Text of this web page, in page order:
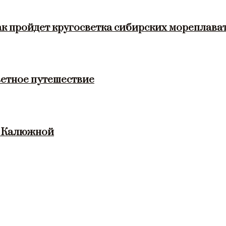
пройдет кругосветка сибирских
путешествие
Калюжной